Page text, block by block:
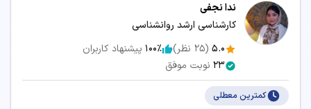
ندا نجفی
کارشناسی ارشد روانشناسی
5.0
(
25 نظر) 100٪ پیشنهاد کاربران
23 نوبت موفق
کمترین معطلی